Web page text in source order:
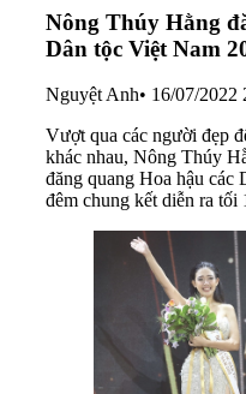
Nông Thúy Hằng
Dân tộc Việt Nam
Nguyệt Anh• 16/07/2022
Vượt qua các người đẹp
khác nhau, Nông Thúy
đăng quang Hoa hậu các
đêm chung kết diễn ra tối